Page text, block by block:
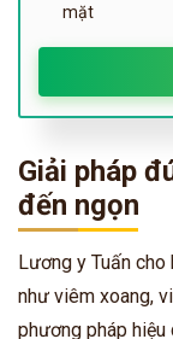
mặt
Giải pháp
đến ngọn
Lương y Tuấn
như viêm xoang,
phương pháp